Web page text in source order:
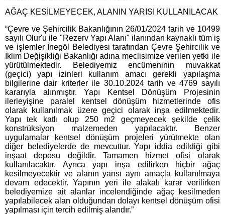
AĞAÇ KESİLMEYECEK, ALANIN YARISI KULLANILACAK
“Çevre ve Şehircilik Bakanlığının 26/01/2024 tarih ve 10499
sayılı Olur'u ile "Rezerv Yapı Alanı" ilanından kaynaklı tüm iş
ve işlemler İnegöl Belediyesi tarafından Çevre Şehircilik ve
İklim Değişikliği Bakanlığı adına meclisimize verilen yetki ile
yürütülmektedir. Belediyemiz encümeninin muvakkat
(geçici) yapı izinleri kullanım amacı gerekli yapılaşma
bilgilerine dair kriterler ile 30.10.2024 tarih ve 4769 sayılı
kararıyla alınmıştır. Yapı Kentsel Dönüşüm Projesinin
ilerleyişine paralel kentsel dönüşüm hizmetlerinde ofis
olarak kullanılmak üzere geçici olarak inşa edilmektedir.
Yapı tek katlı olup 250 m2 geçmeyecek şekilde çelik
konstrüksiyon malzemeden yapılacaktır. Benzer
uygulamalar kentsel dönüşüm projeleri yürütmekte olan
diğer belediyelerde de mevcuttur. Yapı iddia edildiği gibi
inşaat deposu değildir. Tamamen hizmet ofisi olarak
kullanılacaktır. Ayrıca yapı inşa edilirken hiçbir ağaç
kesilmeyecektir ve alanın yarısı aynı amaçla kullanılmaya
devam edecektir. Yapının yeri ile alakalı karar verilirken
belediyemize ait alanlar incelendiğinde ağaç kesilmeden
yapılabilecek alan olduğundan dolayı kentsel dönüşüm ofisi
yapılması için tercih edilmiş alandır.”